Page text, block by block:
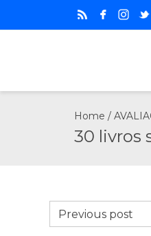
Home /
30 livros
Previous post